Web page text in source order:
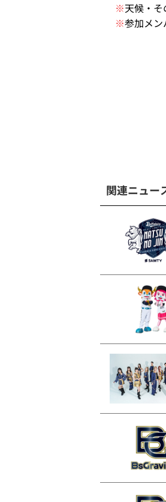
※天候・
※参加メン
関連ニュー